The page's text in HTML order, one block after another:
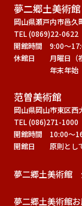
夢二郷土美術
岡山県瀬戸内市邑
TEL (0869)22-0622
開館時間
9:00～
休館日
月曜日（
年末年始
范曽美術館
岡山県岡山市東区
TEL (086)271-1000
開館時間
10:00～
開館日
原則とし
夢二郷土美術館
夢二郷土美術館